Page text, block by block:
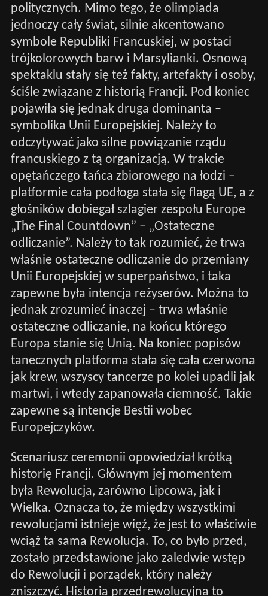
politycznych. Mimo tego, że olimpiada
jednoczy cały świat, silnie akcentowano
symbole Republiki Francuskiej, w postaci
trójkolorowych barw i Marsylianki. Osnową
spektaklu stały się też fakty, artefakty i osoby,
ściśle związane z historią Francji. Pod koniec
pojawiła się jednak druga dominanta –
symbolika Unii Europejskiej. Należy to
odczytywać jako silne powiązanie rządu
francuskiego z tą organizacją. W trakcie
opętańczego tańca zbiorowego na łodzi –
platformie cała podłoga stała się flagą UE, a z
głośników dobiegał szlagier zespołu Europe
„The Final Countdown” – „Ostateczne
odliczanie”. Należy to tak rozumieć, że trwa
właśnie ostateczne odliczanie do przemiany
Unii Europejskiej w superpaństwo, i taka
zapewne była intencja reżyserów. Można to
jednak zrozumieć inaczej – trwa właśnie
ostateczne odliczanie, na końcu którego
Europa stanie się Unią. Na koniec popisów
tanecznych platforma stała się cała czerwona
jak krew, wszyscy tancerze po kolei upadli jak
martwi, i wtedy zapanowała ciemność. Takie
zapewne są intencje Bestii wobec
Europejczyków.
Scenariusz ceremonii opowiedział krótką
historię Francji. Głównym jej momentem
była Rewolucja, zarówno Lipcowa, jak i
Wielka. Oznacza to, że między wszystkimi
rewolucjami istnieje więź, że jest to właściwie
wciąż ta sama Rewolucja. To, co było przed,
zostało przedstawione jako zaledwie wstęp
do Rewolucji i porządek, który należy
zniszczyć. Historia przedrewolucyjna to